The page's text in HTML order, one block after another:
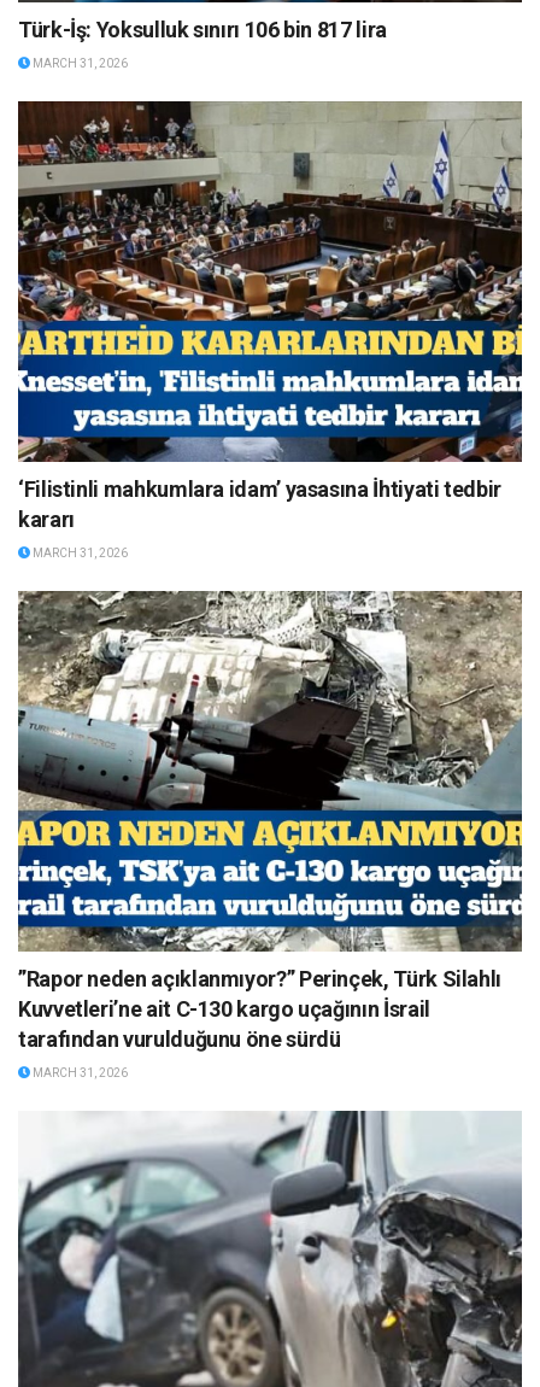
Türk-İş: Yoksulluk sınırı 106 bin 817 lira
MARCH 31, 2026
‘Filistinli mahkumlara idam’ yasasına İhtiyati tedbir
kararı
MARCH 31, 2026
”Rapor neden açıklanmıyor?” Perinçek, Türk Silahlı
Kuvvetleri’ne ait C-130 kargo uçağının İsrail
tarafından vurulduğunu öne sürdü
MARCH 31, 2026